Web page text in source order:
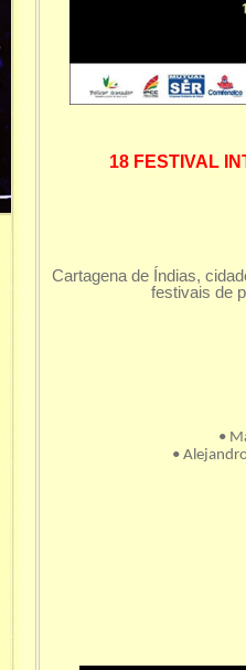
18 FESTIVAL
Cartagena de Índias,
festivais de
•
•